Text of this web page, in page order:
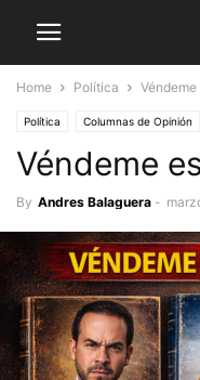
Home Política
Política Columnas de Opinión
Véndeme
By Andres Balaguera -